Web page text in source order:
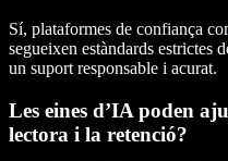
Sí, plataformes de confiança
segueixen estàndards estrictes
un suport responsable i acurat.
Les eines d’IA poden
lectora i la retenció?